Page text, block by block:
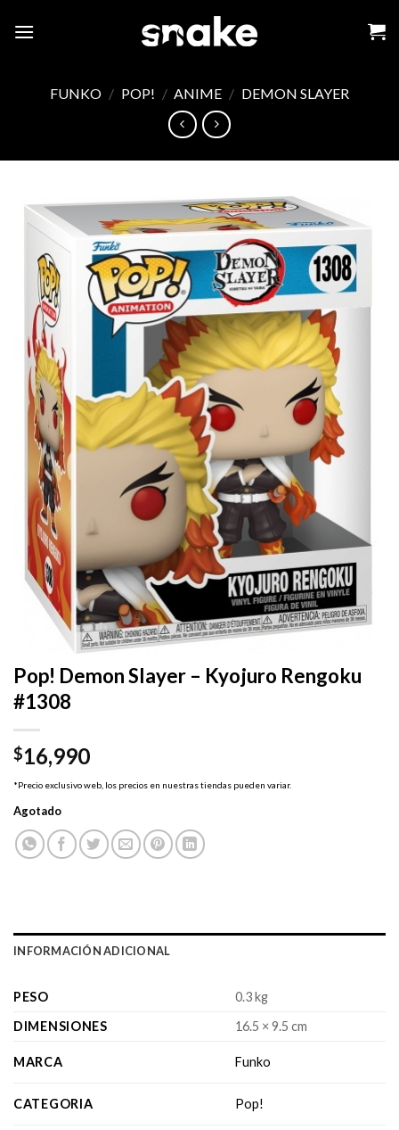
FUNKO / POP! / ANIME / DEMON SLAYER
Pop! Demon Slayer – Kyojuro Rengoku
#1308
$16,990
*Precio exclusivo web, los precios en nuestras tiendas pueden variar.
Agotado
INFORMACIÓN ADICIONAL
PESO
0.3 kg
DIMENSIONES
16.5 × 9.5 cm
MARCA Funko
CATEGORIA Pop!